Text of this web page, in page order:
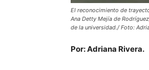
El reconocimiento de
Ana Detty Mejía de
de la universidad./ Foto:
Por: Adriana Rivera.